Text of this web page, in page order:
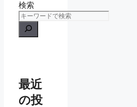
検索
最近
の投